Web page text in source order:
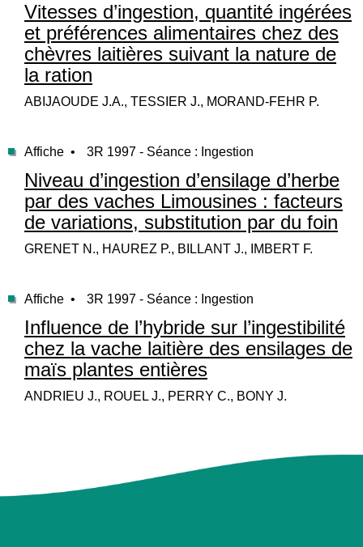
Vitesses d’ingestion, quantité ingérées
et préférences alimentaires chez des
chèvres laitières suivant la nature de
la ration
ABIJAOUDE J.A., TESSIER J., MORAND-FEHR P.
Affiche • 3R 1997 - Séance : Ingestion
Niveau d’ingestion d’ensilage d’herbe
par des vaches Limousines : facteurs
de variations, substitution par du foin
GRENET N., HAUREZ P., BILLANT J., IMBERT F.
Affiche • 3R 1997 - Séance : Ingestion
Influence de l’hybride sur l’ingestibilité
chez la vache laitière des ensilages de
maïs plantes entières
ANDRIEU J., ROUEL J., PERRY C., BONY J.